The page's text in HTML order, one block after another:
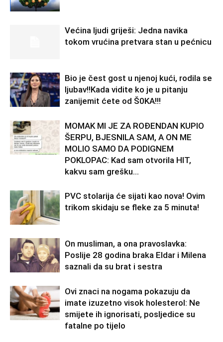
Većina ljudi griješi: Jedna navika
tokom vrućina pretvara stan u pećnicu
Bio je čest gost u njenoj kući, rodila se
ljubav!!Kada vidite ko je u pitanju
zanijemit ćete od Š0KA!!!
MOMAK MI JE ZA ROĐENDAN KUPIO
ŠERPU, BJESNILA SAM, A ON ME
MOLIO SAMO DA PODIGNEM
POKLOPAC: Kad sam otvorila HIT,
kakvu sam grešku...
PVC stolarija će sijati kao nova! Ovim
trikom skidaju se fleke za 5 minuta!
On musliman, a ona pravoslavka:
Poslije 28 godina braka Eldar i Milena
saznali da su brat i sestra
Ovi znaci na nogama pokazuju da
imate izuzetno visok holesterol: Ne
smijete ih ignorisati, posljedice su
fatalne po tijelo